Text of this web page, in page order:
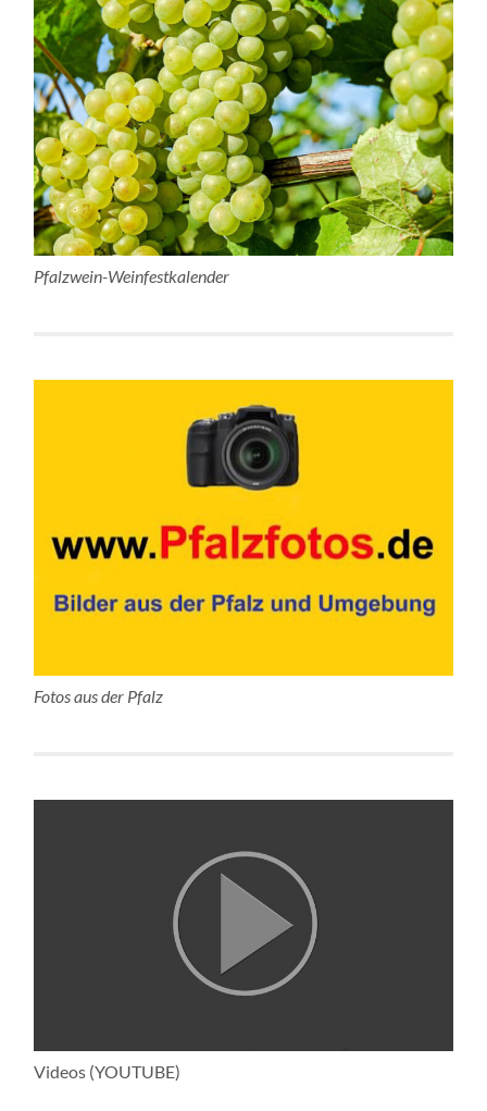
Pfalzwein-Weinfestkalender
Fotos aus der Pfalz
Videos (YOUTUBE)